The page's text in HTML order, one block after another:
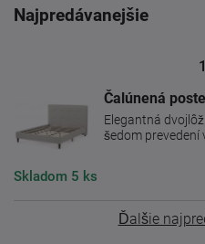
Najpredávanejšie
Čalúnená
Elegantná
šedom prevedení
Skladom 5 ks
Ďalšie